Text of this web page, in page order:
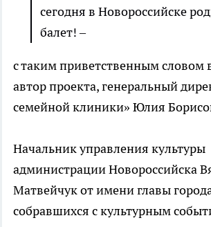
сегодня в Новороссийске
балет! –
с таким приветственным словом
автор проекта, генеральный
семейной клиники» Юлия
Начальник управления культуры
администрации Новороссийска
Матвейчук от имени главы
собравшихся с культурным